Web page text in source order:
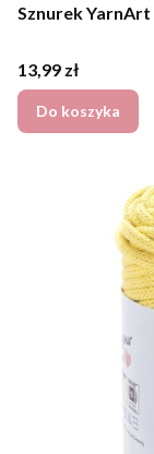
Cena
13,99 zł
Do koszyka